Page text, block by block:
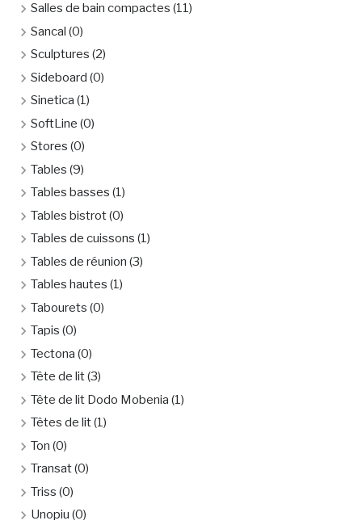
Salles de bain compactes (11)
Sancal (0)
Sculptures (2)
Sideboard (0)
Sinetica (1)
SoftLine (0)
Stores (0)
Tables (9)
Tables basses (1)
Tables bistrot(0)
Tables de cuissons (1)
Tables de réunion (3)
Tables hautes (1)
Tabourets (0)
Tapis (0)
Tectona (0)
Tête de lit(3)
Tête de lit Dodo Mobenia (1)
Têtes de lit(1)
Ton (0)
Transat(0)
Triss (0)
Unopiu (0)